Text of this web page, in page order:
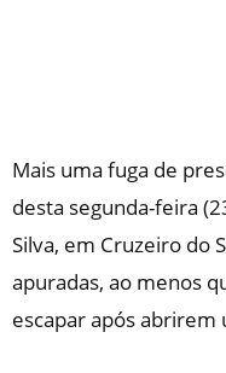
Mais uma fuga de
desta segunda-feira
Silva, em Cruzeiro do
apuradas, ao menos
escapar após abrirem